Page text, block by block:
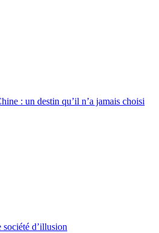
: un destin qu’il n’a jamais choisi
société d’illusion